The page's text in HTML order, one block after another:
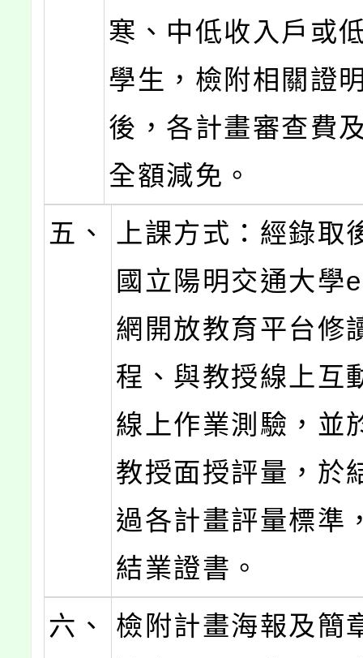
寒、中低收入戶或
學生，檢附相關證
後，各計畫審查費
全額減免。
五、
上課方式：經錄取
國立陽明交通大學
網開放教育平台修
程、與教授線上互
線上作業測驗，並
教授面授評量，於
過各計畫評量標準
結業證書。
六、
檢附計畫海報及簡